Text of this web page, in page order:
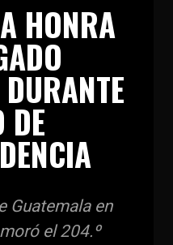
HONRA
DE
Guatemala en
el 204.º